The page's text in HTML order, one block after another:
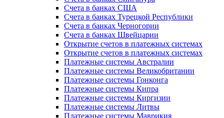
Счета в банках США
Счета в банках Турецкой Республики
Счета в банках Черногории
Счета в банках Швейцарии
Открытие счетов в платежных системах
Открытие счетов в платежных системах
Платежные системы Австралии
Платежные системы Великобритании
Платежные системы Гонконга
Платежные системы Кипра
Платежные системы Киргизии
Платежные системы Литвы
Платежные системы Маврикия